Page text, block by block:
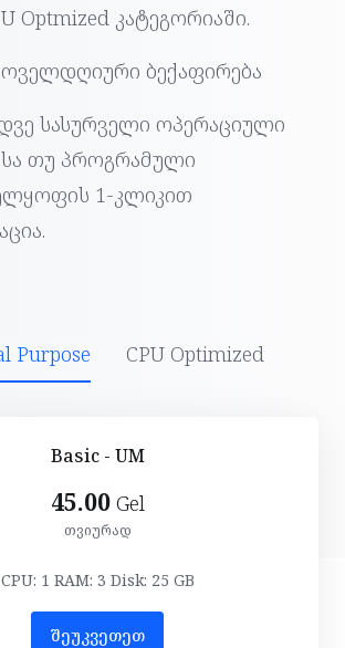
Optmized კატეგორიაში.
ბექაფირება
სასურველი ოპერაციული
თუ პროგრამული
1-კლიკით
Purpose CPU Optimized
Basic - UM
45.00 Gel
თვიურად
CPU: 1 RAM: 3 Disk: 25 GB
შეუკვეთეთ